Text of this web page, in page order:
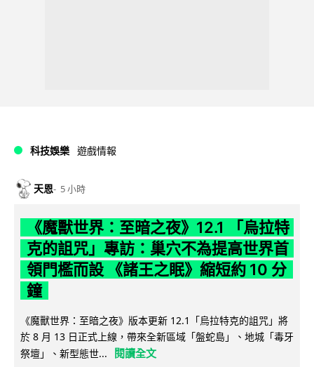
科技娛樂 遊戲情報
天恩 5 小時
《魔獸世界：至暗之夜》12.1 「烏拉特
克的詛咒」專訪：巢穴不為提高世界首
領門檻而設 《諸王之眠》縮短約 10 分
鐘
《魔獸世界：至暗之夜》版本更新 12.1「烏拉特克的詛咒」將
於 8 月 13 日正式上線，帶來全新區域「盤蛇島」、地城「毒牙
祭壇」、新型態世...
閱讀全文